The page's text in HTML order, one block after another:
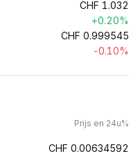
CHF 1.032
+0.20%
CHF 0.999545
-0.10%
Prijs en 24u%
CHF 0.00634592